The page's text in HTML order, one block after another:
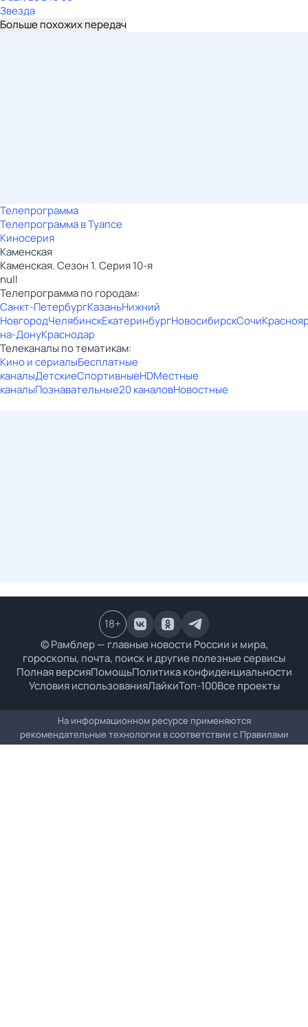
Звезда
Больше похожих передач
Телепрограмма
Телепрограмма в Туапсе
Киносерия
Каменская
Каменская. Сезон 1. Серия 10-я
null
Телепрограмма по городам:
Санкт-ПетербургКазаньНижний
НовгородЧелябинскЕкатеринбургНовосибирскСочи
на-ДонуКраснодар
Телеканалы по тематикам:
Кино и сериалыБесплатные
каналыДетскиеСпортивныеHDМестные
каналыПознавательные20 каналовНовостные
© Рамблер — главные новости России и мира,
гороскопы, почта, поиск и другие полезные сервисы
Полная версияПомощьПолитика конфиденциальности
Условия использованияЛайкиТоп-100Все проекты
18+
На информационном ресурсе применяются
рекомендательные технологии в соответствии с Правилами